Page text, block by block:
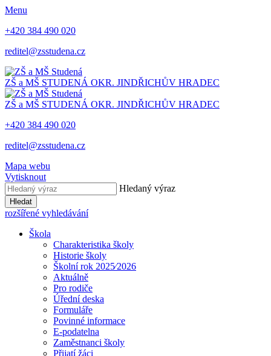
Menu
+420 384 490 020
reditel@zsstudena.cz
ZŠ a MŠ STUDENÁ OKR. JINDŘICHŮV HRADEC
ZŠ a MŠ STUDENÁ OKR. JINDŘICHŮV HRADEC
+420 384 490 020
reditel@zsstudena.cz
Mapa webu
Vytisknout
Hledaný výraz
Hledat
rozšířené vyhledávání
Škola
Charakteristika školy
Historie školy
Školní rok 2025⁄2026
Aktuálně
Pro rodiče
Úřední deska
Formuláře
Povinné informace
E-podatelna
Zaměstnanci školy
Přijatí žáci